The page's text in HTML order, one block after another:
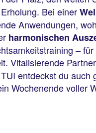
Bei einer
Anwendungen,
harmonischen
–
Vitalisierende
entdeckst du auch
Wochenende voller